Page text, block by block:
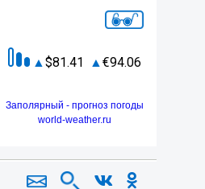
81.41 94.06
Заполярный - прогноз погоды
world-weather.ru